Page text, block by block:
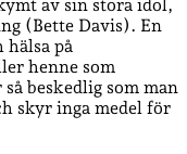
av sin stora idol,
(Bette Davis). En
hälsa på
henne som
beskedlig som man
skyr inga medel för